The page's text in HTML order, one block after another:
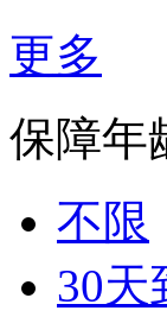
更多
保障年
不限
30天